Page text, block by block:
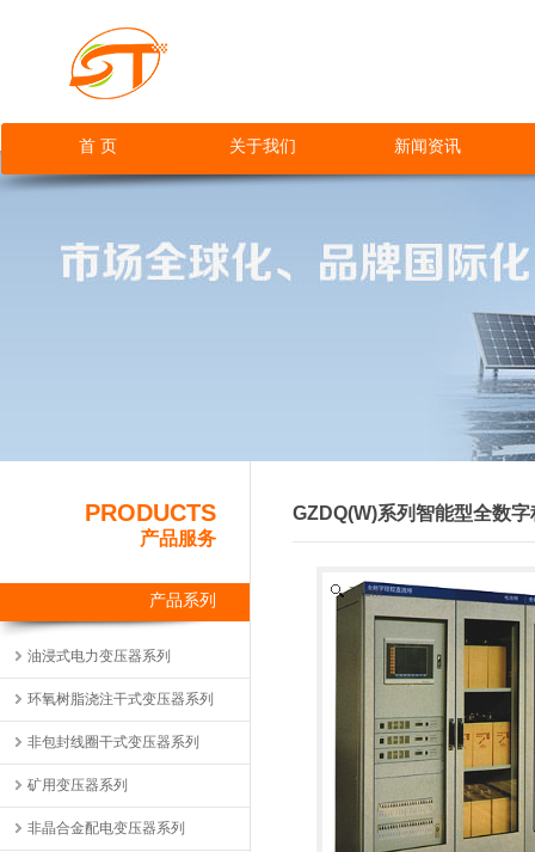
首 页 关于我们 新闻资讯
PRODUCTS
产品服务
产品系列
油浸式电力变压器系列
环氧树脂浇注干式变压器系列
非包封线圈干式变压器系列
矿用变压器系列
非晶合金配电变压器系列
GZDQ(W)系列智能型全数
Zoom